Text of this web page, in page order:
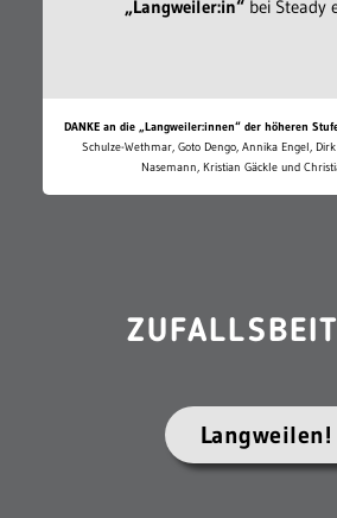
„Langweiler:in“bei Steady
DANKE an die „Langweiler:innen“ der höheren
Schulze-Wethmar, Goto Dengo, Annika Engel,
Nasemann, Kristian Gäckle und
Langweilen!